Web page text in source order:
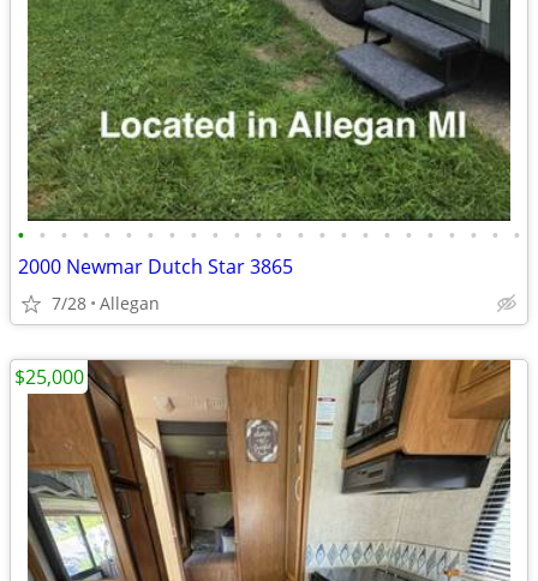
• • • • • • • • • • • • • • • • • • • • • • • •
2000 Newmar Dutch Star 3865
7/28 Allegan
$25,000